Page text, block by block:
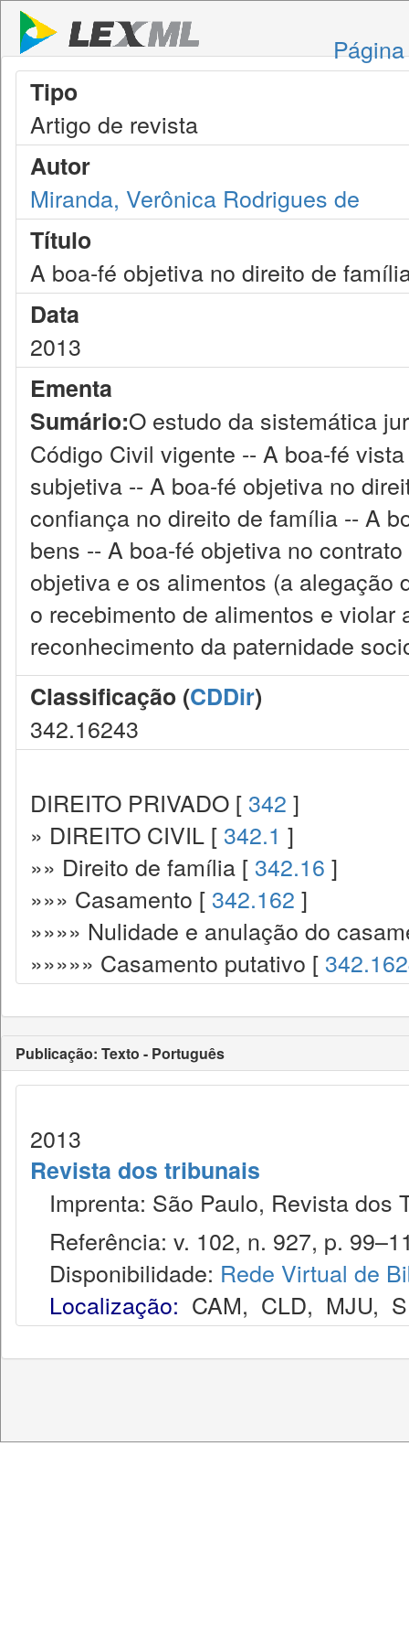
Tipo
Artigo de revista
Autor
Miranda, Verônica Rodrigues de
Título
A boa-fé objetiva no direito de
Data
2013
Ementa
Sumário:O estudo da sistemática
Código Civil vigente -- A boa-fé
subjetiva -- A boa-fé objetiva no
confiança no direito de família -- A
bens -- A boa-fé objetiva no
objetiva e os alimentos (a alegação
o recebimento de alimentos e
reconhecimento da paternidade
Classificação (CDDir)
342.16243
DIREITO PRIVADO [ 342 ]
» DIREITO CIVIL [ 342.1 ]
»» Direito de família [ 342.16 ]
»»» Casamento [ 342.162 ]
»»»» Nulidade e anulação do
»»»»» Casamento putativo [
Publicação: Texto - Português
2013
Revista dos tribunais
Imprenta: São Paulo, Revista dos
Referência: v. 102, n. 927, p.
Disponibilidade: Rede Virtual de
Localização: CAM, CLD, MJU,